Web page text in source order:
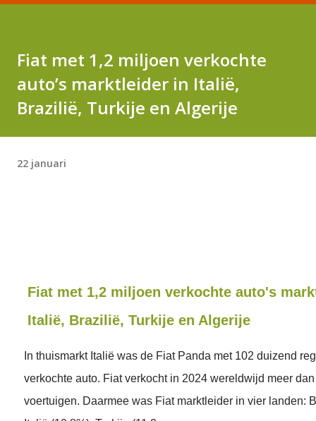
Fiat met 1,2 miljoen verkochte
auto’s marktleider in Italië,
Brazilië, Turkije en Algerije
22 januari
Fiat met 1,2 miljoen verkochte auto's
Italië, Brazilië, Turkije en Algerije
In thuismarkt Italië was de Fiat Panda met 102 duizend
verkochte auto. Fiat verkocht in 2024 wereldwijd meer
voertuigen. Daarmee was Fiat marktleider in vier landen: